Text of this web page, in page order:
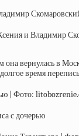
и Владимир
вернулась в
время
с дочерью